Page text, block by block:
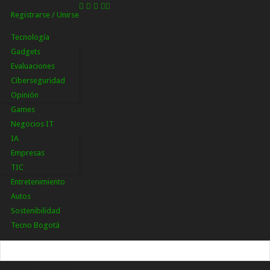
Registrarse / Unirse
Tecnología
Gadgets
Evaluaciones
Ciberseguridad
Opinión
Games
Negocios IT
IA
Empresas
TIC
Entretenimiento
Autos
Sostenibilidad
Tecno Bogotá